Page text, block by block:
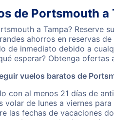
de Portsmouth a
a Tampa? Reserve
ahorros en reservas
de inmediato debido a
esperar? Obtenga
vuelos baratos de
con al menos 21 días de
volar de lunes a viernes
las fechas de vacaciones